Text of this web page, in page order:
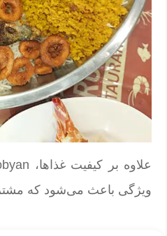
ویژگی باعث می‌شود که